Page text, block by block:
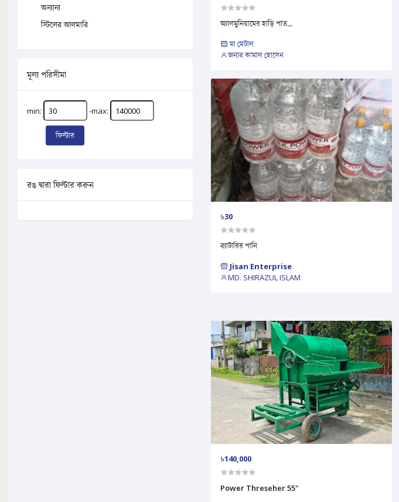
অন্যান্য
স্টিলের আলমারি
মূল্য পরিসীমা
min: -max:
ফিল্টার
রঙ দ্বারা ফিল্টার করুন
অ্যালমুনিয়ামের হাড়ি পাত...
মা মেটাল
জনাব কামাল হোসেন
৳30
ব্যাটারির পানি
Jisan Enterprise
MD. SHIRAZUL ISLAM
৳140,000
Power Threseher 55"